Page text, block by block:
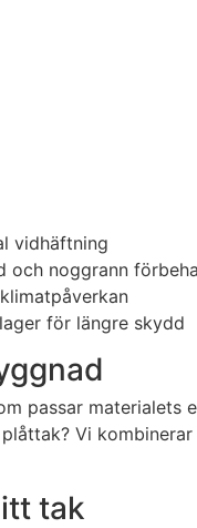
vidhäftning
och noggrann
för längre skydd
materialets
Vi
tak